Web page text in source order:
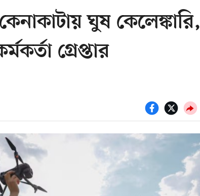
ঘুষ কেলেঙ্কারি,
গ্রেপ্তার